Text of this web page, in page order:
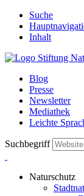
Suche
Inhalt
Blog
Presse
Newsletter
Mediathek
Leichte
Suchbegriff
Naturschutz